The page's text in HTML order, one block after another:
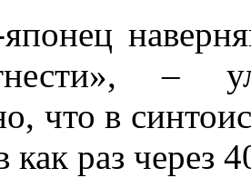
–
что в
как раз через